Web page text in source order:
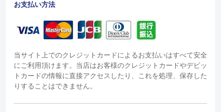
お支払い方法
当サイト上でのクレジットカードによるお支払いはすべて安全
にご利用頂けます。当店はお客様のクレジットカードやデビッ
トカードの情報に直接アクセスしたり、これを処理、保存した
りすることはできません。